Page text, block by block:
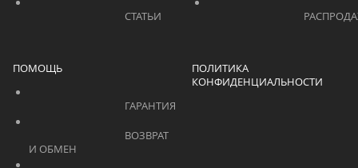
ПОМОЩЬ
ПОЛИТИКА
КОНФИДЕНЦИАЛЬНОСТИ